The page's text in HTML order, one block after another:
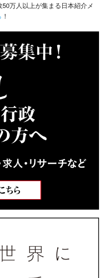
万人以上が集まる日本紹介メ
！